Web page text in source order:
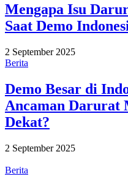
Mengapa Isu
Saat Demo
2 September 2025
Berita
Demo Besar di
Ancaman Darurat
Dekat?
2 September 2025
Berita